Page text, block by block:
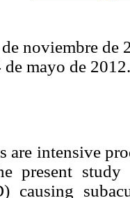
noviembre de
mayo de 2012.
are intensive
present study
causing